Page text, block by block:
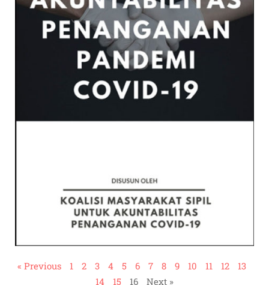
« Previous 1 2 3 4 5 6 7 8 9 10 11 12
13
14
15 16 Next »